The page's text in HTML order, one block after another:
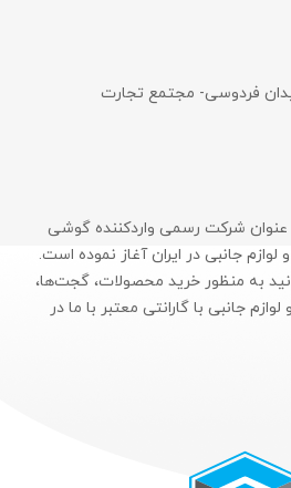
فردوسی- مجتمع تجارت
عنوان شرکت رسمی وارد‌کننده گوشی
جانبی در ایران آغاز نموده است.
به منظور خرید محصولات، گجت‌ها،
جانبی با گارانتی معتبر با ما در